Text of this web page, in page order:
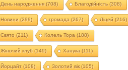
День народження(708) Благодійність (308)
Новини (299) громада (267) Ліцей (216)
Свято (211) Колель Тора (188)
Жіночий клуб (149) Ханука (111)
Йорцайт (108) Золотий вік(105)